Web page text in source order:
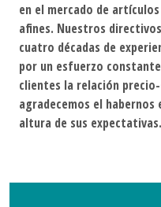
en el mercado de
afines. Nuestros
cuatro décadas de
por un esfuerzo
clientes la relación
agradecemos el
altura de sus expectativas.